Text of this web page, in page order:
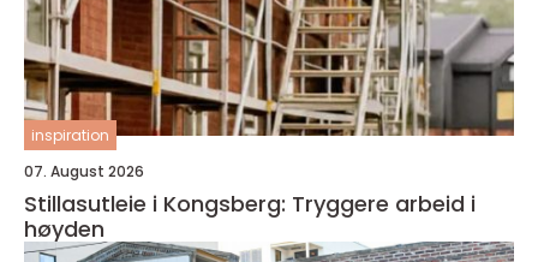
inspiration
07. August 2026
Stillasutleie i Kongsberg: Tryggere arbeid i
høyden